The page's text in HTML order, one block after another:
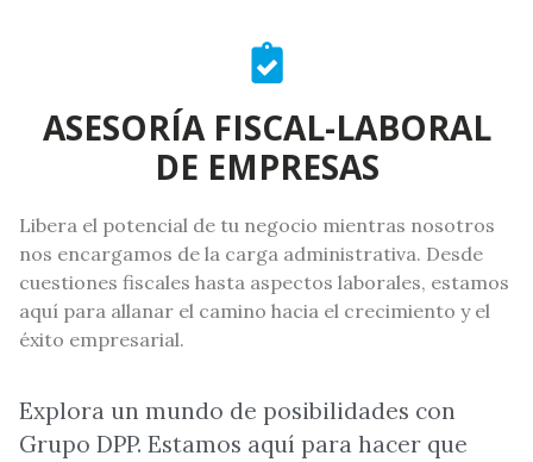
ASESORÍA FISCAL-LABORAL
DE EMPRESAS
Libera el potencial de tu negocio mientras nosotros
nos encargamos de la carga administrativa. Desde
cuestiones fiscales hasta aspectos laborales, estamos
aquí para allanar el camino hacia el crecimiento y el
éxito empresarial.
Explora un mundo de posibilidades con
Grupo DPP. Estamos aquí para hacer que